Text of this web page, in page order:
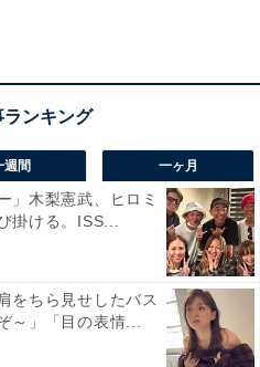
週間 一ヶ月
」木梨憲武、ヒロミ
掛ける。ISS...
をちら見せしたバス
～」「目の表情...